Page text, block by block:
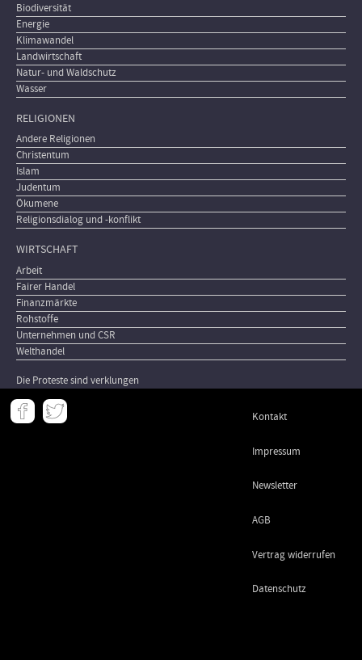
Biodiversität
Energie
Klimawandel
Landwirtschaft
Natur- und Waldschutz
Wasser
RELIGIONEN
Andere Religionen
Christentum
Islam
Judentum
Ökumene
Religionsdialog und -konflikt
WIRTSCHAFT
Arbeit
Fairer Handel
Finanzmärkte
Rohstoffe
Unternehmen und CSR
Welthandel
Die Proteste sind verklungen
Meta
- Kontakt
Impressum
Newsletter
AGB
Vertrag widerrufen
Datenschutz